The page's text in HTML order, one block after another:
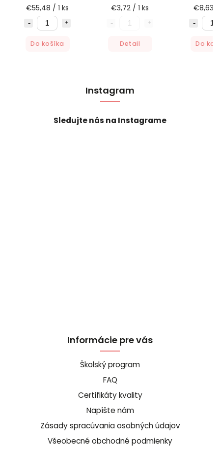
€55,48 / 1 ks
Do košíka
€3,72 / 1 ks
Detail
€8,63 /
Do
Instagram
Sledujte nás na Instagrame
Informácie pre vás
Školský program
FAQ
Certifikáty kvality
Napíšte nám
Zásady spracúvania osobných údajov
Všeobecné obchodné podmienky